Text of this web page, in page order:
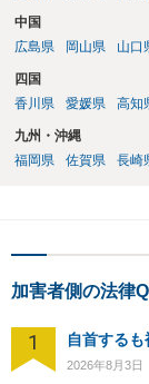
中国
広島県
岡山県 山口
四国
香川県
愛媛県 高知
九州・沖縄
福岡県
佐賀県 長崎
加害者側の法律
1 自首する
2026年8月3日